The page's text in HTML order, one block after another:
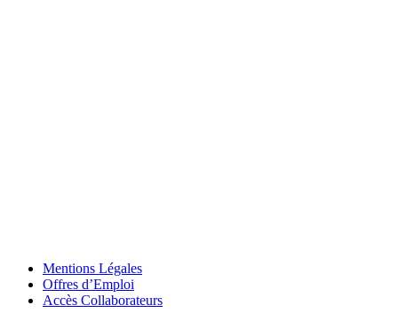
Mentions Légales
Offres d’Emploi
Accès Collaborateurs